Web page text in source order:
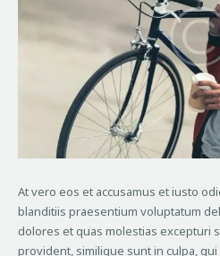
At vero eos et accusamus et iusto
blanditiis praesentium voluptatum
dolores et quas molestias excepturi
provident, similique sunt in culpa,